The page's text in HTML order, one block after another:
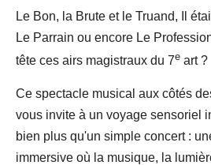
Le Bon, la Brute et le Truand, Il
Le Parrain ou encore Le
tête ces airs magistraux du 7e art ?
Ce spectacle musical aux côtés
vous invite à un voyage sensoriel
bien plus qu'un simple concert :
immersive où la musique, la